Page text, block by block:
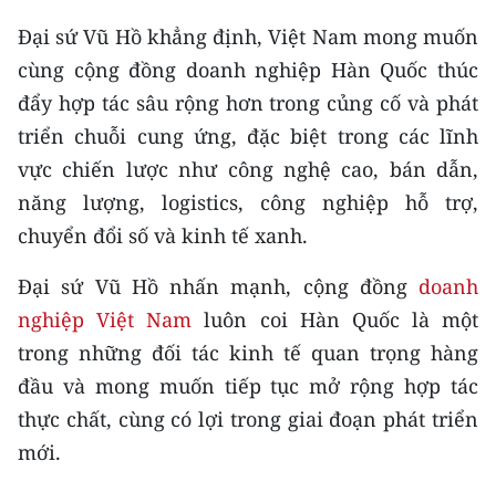
Media Xã hội
Media Pháp luật
Media Du lịch
Media Thế giới
Media Thể thao
Media Giáo dục
Media Y tế
Media Khoa học - Công nghệ
Media Môi trường
Ảnh
Đại sứ Vũ Hồ khẳng định, Việt Nam mong muốn
cùng cộng đồng doanh nghiệp Hàn Quốc thúc
đẩy hợp tác sâu rộng hơn trong củng cố và phát
triển chuỗi cung ứng, đặc biệt trong các lĩnh
vực chiến lược như công nghệ cao, bán dẫn,
năng lượng, logistics, công nghiệp hỗ trợ,
chuyển đổi số và kinh tế xanh.
Đại sứ Vũ Hồ nhấn mạnh, cộng đồng doanh
nghiệp Việt Nam luôn coi Hàn Quốc là một
trong những đối tác kinh tế quan trọng hàng
đầu và mong muốn tiếp tục mở rộng hợp tác
thực chất, cùng có lợi trong giai đoạn phát triển
mới.